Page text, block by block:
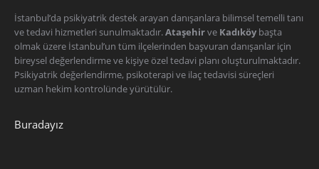
İstanbul’da psikiyatrik destek arayan danışanlara bilimsel temelli tanı
ve tedavi hizmetleri sunulmaktadır.Ataşehirve Kadıköy başta
olmak üzere İstanbul’un tüm ilçelerinden başvuran danışanlar için
bireysel değerlendirme ve kişiye özel tedavi planı oluşturulmaktadır.
Psikiyatrik değerlendirme, psikoterapi ve ilaç tedavisi süreçleri
uzman hekim kontrolünde yürütülür.
Buradayız